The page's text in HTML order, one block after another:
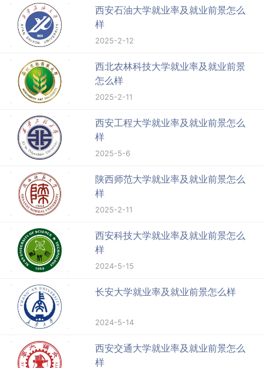
西安石油大学就业率及就业前景怎么
样
2025-2-12
西北农林科技大学就业率及就业前景
怎么样
2025-2-11
西安工程大学就业率及就业前景怎么
样
2025-5-6
陕西师范大学就业率及就业前景怎么
样
2025-2-11
西安科技大学就业率及就业前景怎么
样
2024-5-15
长安大学就业率及就业前景怎么样
2024-5-14
西安交通大学就业率及就业前景怎么
样